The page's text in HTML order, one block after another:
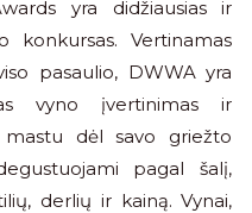
yra didžiausias ir
konkursas. Vertinamas
pasaulio, DWWA yra
vyno įvertinimas ir
mastu dėl savo griežto
pagal šalį,
derlių ir kainą. Vynai,